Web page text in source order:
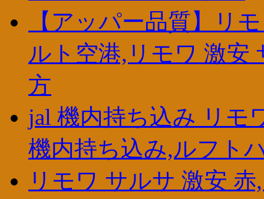
【アッパー品質】リ
ルト空港,リモワ 激安
方
jal 機内持ち込み リモ
機内持ち込み,ルフト
リモワ サルサ 激安